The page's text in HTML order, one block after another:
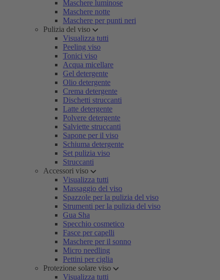
Maschere luminose
Maschere notte
Maschere per punti neri
Pulizia del viso
Visualizza tutti
Peeling viso
Tonici viso
Acqua micellare
Gel detergente
Olio detergente
Crema detergente
Dischetti struccanti
Latte detergente
Polvere detergente
Salviette struccanti
Sapone per il viso
Schiuma detergente
Set pulizia viso
Struccanti
Accessori viso
Visualizza tutti
Massaggio del viso
Spazzole per la pulizia del viso
Strumenti per la pulizia del viso
Gua Sha
Specchio cosmetico
Fasce per capelli
Maschere per il sonno
Micro needling
Pettini per ciglia
Protezione solare viso
Visualizza tutti